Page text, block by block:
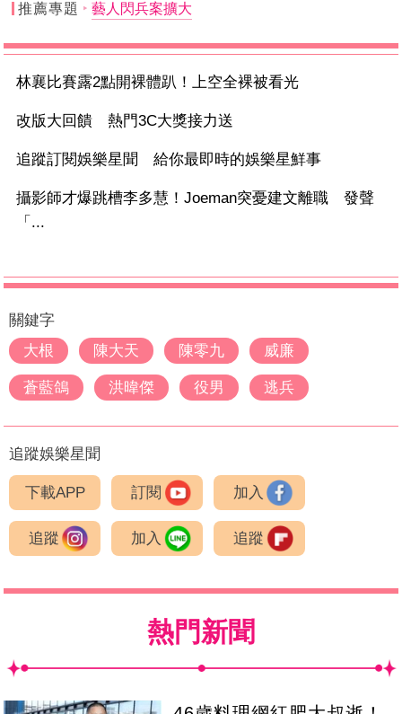
推薦專題 藝人閃兵案擴大
林襄比賽露2點開裸體趴！上空全裸被看光
改版大回饋 熱門3C大獎接力送
追蹤訂閱娛樂星聞 給你最即時的娛樂星鮮事
攝影師才爆跳槽李多慧！Joeman突憂建文離職 發聲
「...
關鍵字
大根
陳大天 陳零九 威廉
蒼藍鴿 洪暐傑 役男 逃兵
追蹤娛樂星聞
下載APP 訂閱 加入
追蹤 加入 追蹤
熱門新聞